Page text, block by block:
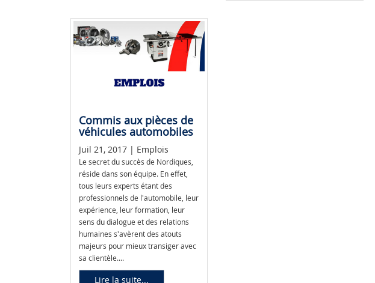
Commis aux pièces de
véhicules automobiles
Juil 21, 2017 | Emplois
Le secret du succès de Nordiques,
réside dans son équipe. En effet,
tous leurs experts étant des
professionnels de l'automobile, leur
expérience, leur formation, leur
sens du dialogue et des relations
humaines s'avèrent des atouts
majeurs pour mieux transiger avec
sa clientèle....
Lire la suite...